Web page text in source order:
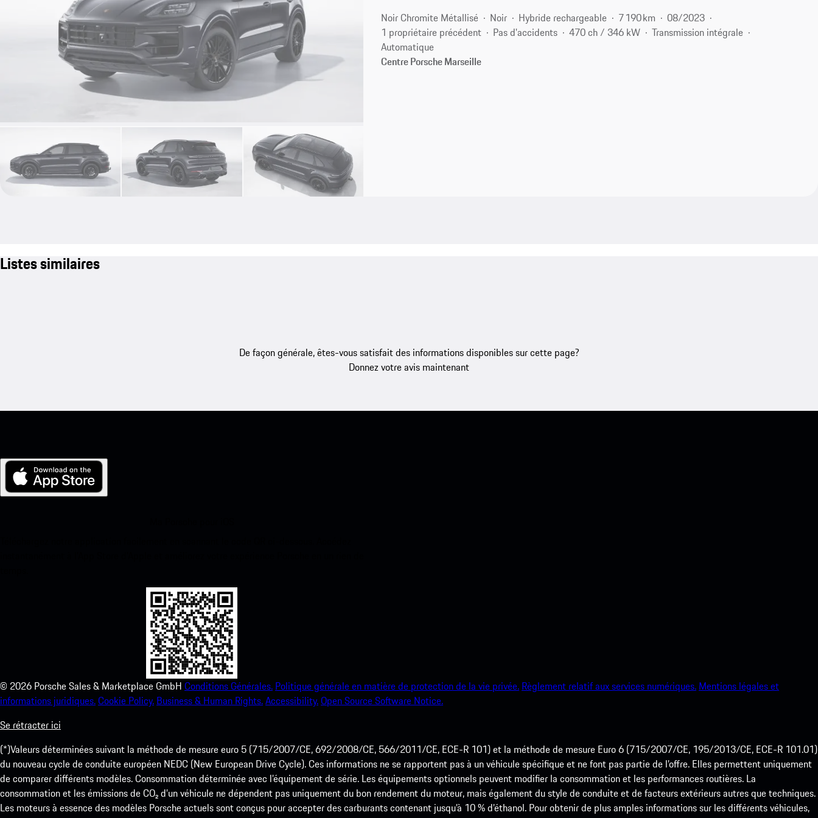
Noir Chromite Métallisé Noir Hybride rechargeable 7 190 km
08/2023
1 propriétaire précédent
Pas d'accidents 470 ch / 346 kW
Transmission intégrale
Automatique
Centre Porsche Marseille
Listes similaires
De façon générale, êtes-vous satisfait des informations disponibles sur cette page?
Donnez votre avis maintenant
© 2026 Porsche Sales & Marketplace GmbH Conditions Générales. Politique générale en matière de protection de la vie privée. Règlement relatif aux services numériques. Mentions légales et
informations juridiques.Cookie Policy. Business & Human Rights.Accessibility.Open Source Software Notice.
Se rétracter ici
(*)Valeurs déterminées suivant la méthode de mesure euro 5 (715/2007/CE, 692/2008/CE, 566/2011/CE, ECE-R 101) et la méthode de mesure Euro 6 (715/2007/CE, 195/2013/CE, ECE-R 101.01)
du nouveau cycle de conduite européen NEDC (New European Drive Cycle). Ces informations ne se rapportent pas à un véhicule spécifique et ne font pas partie de l’offre. Elles permettent uniquement
de comparer différents modèles. Consommation déterminée avec l’équipement de série. Les équipements optionnels peuvent modifier la consommation et les performances routières. La
consommation et les émissions de CO₂ d’un véhicule ne dépendent pas uniquement du bon rendement du moteur, mais également du style de conduite et de facteurs extérieurs autres que techniques.
Les moteurs à essence des modèles Porsche actuels sont conçus pour accepter des carburants contenant jusqu’à 10 % d’éthanol. Pour obtenir de plus amples informations sur les différents véhicules,